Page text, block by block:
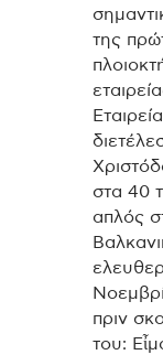
της
στα 40
απλός
πριν
του: